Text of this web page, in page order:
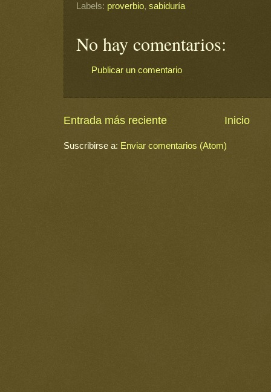
Labels: proverbio, sabiduría
No hay comentarios:
Publicar un comentario
Entrada más reciente Inicio
Suscribirse a: Enviar comentarios (Atom)